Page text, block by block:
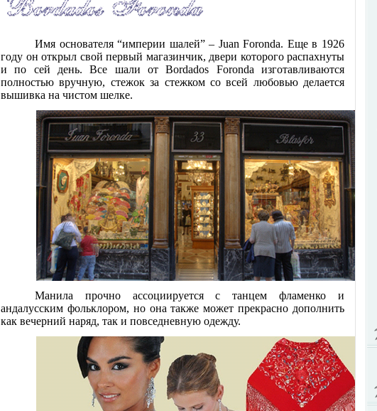
Имя основателя “империи шалей” – Juan Foronda. Еще в 1926
году он открыл свой первый магазинчик, двери которого распахнуты
и по сей день. Все шали отBordados Foronda изготавливаются
полностью вручную, стежок за стежком со всей любовью делается
вышивка на чистом шелке.
Манила прочно ассоциируется с танцем фламенко и
андалусским фольклором, но она также может прекрасно дополнить
как вечерний наряд, так и повседневную одежду.